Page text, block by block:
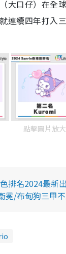
大口仔）在全
連續四年打入
點擊圖片放大
排名2024最新
冕/布甸狗三甲